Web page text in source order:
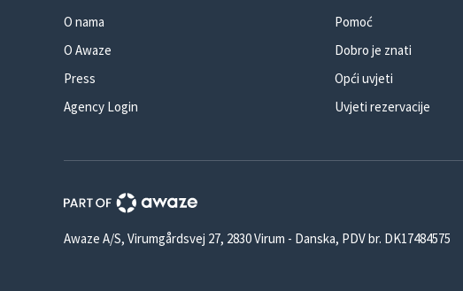
O nama
O Awaze
Press
Agency Login
Pomoć
Dobro je znati
Opći uvjeti
Uvjeti rezervacije
Awaze A/S, Virumgårdsvej 27, 2830 Virum - Danska, PDV br. DK17484575